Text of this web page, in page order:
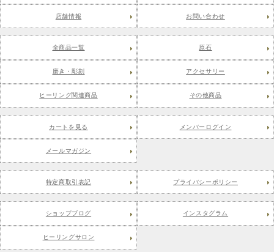
店舗情報 お問い合わせ
全商品一覧 原石
磨き・彫刻 アクセサリー
ヒーリング関連商品 その他商品
カートを見る メンバーログイン
メールマガジン
特定商取引表記 プライバシーポリシー
ショップブログ インスタグラム
ヒーリングサロン